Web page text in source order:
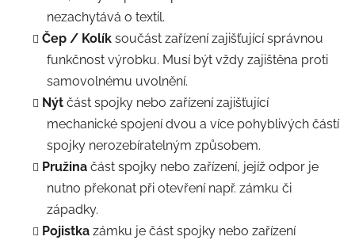
nezachytává o textil.
Čep / Kolík součást zařízení zajišťující správnou
funkčnost výrobku. Musí být vždy zajištěna proti
samovolnému uvolnění.
Nýt část spojky nebo zařízení zajišťující
mechanické spojení dvou a více pohyblivých částí
spojky nerozebíratelným způsobem.
Pružina část spojky nebo zařízení, jejíž odpor je
nutno překonat při otevření např. zámku či
západky.
Pojistka zámku je část spojky nebo zařízení